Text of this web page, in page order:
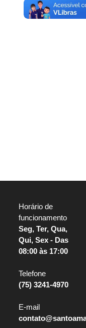
Horário de
funcionamento
Seg, Ter, Qua,
Qui, Sex - Das
08:00 às 17:00
Telefone
(75) 3241-4970
E-mail